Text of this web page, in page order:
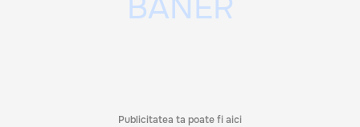
Publicitatea ta poate fi aici